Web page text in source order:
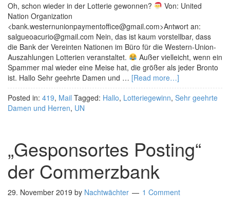
Oh, schon wieder in der Lotterie gewonnen?
Von: United
Nation Organization
<bank.westernunionpaymentoffice@gmail.com>Antwort an:
salgueoacurio@gmail.com Nein, das ist kaum vorstellbar, dass
die Bank der Vereinten Nationen im Büro für die Western-Union-
Auszahlungen Lotterien veranstaltet.
Außer vielleicht, wenn ein
Spammer mal wieder eine Meise hat, die größer als jeder Bronto
ist. Hallo Sehr geehrte Damen und … [Read more…]
Posted in: 419, Mail Tagged: Hallo, Lotteriegewinn, Sehr geehrte
Damen und Herren, UN
„Gesponsortes Posting“
der Commerzbank
29. November 2019 by Nachtwächter 1 Comment